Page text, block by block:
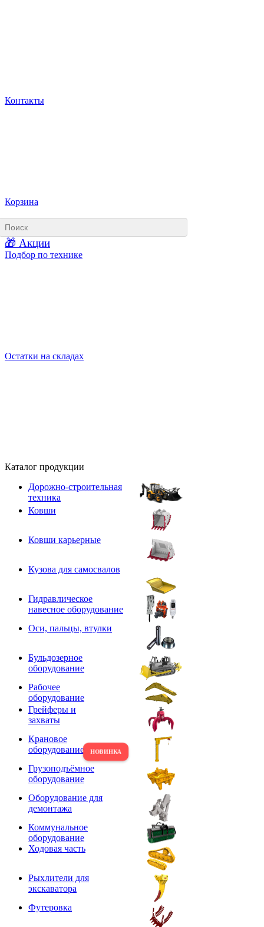
Контакты
Корзина
🎁 Акции
Подбор по технике
Остатки на складах
Каталог продукции
Дорожно-строительная
техника
Ковши
Ковши карьерные
Кузова для самосвалов
Гидравлическое
навесное оборудование
Оси, пальцы, втулки
Бульдозерное
оборудование
Рабочее
оборудование
Грейферы и
захваты
Крановое
оборудование
Грузоподъёмное
оборудование
Оборудование для
демонтажа
Коммунальное
оборудование
Ходовая часть
Рыхлители для
экскаватора
Футеровка